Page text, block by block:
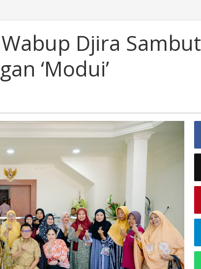
Djira Sambut
‘Modui’